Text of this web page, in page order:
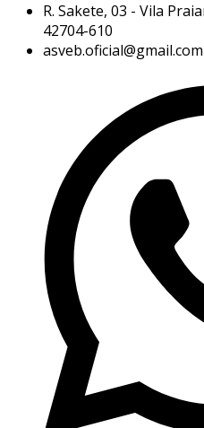
R. Sakete, 03 - Vila
42704-610
asveb.oficial@gmail.com